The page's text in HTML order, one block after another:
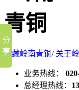
收藏岭南青铜/ 关于
业务热线：
总经理热线：